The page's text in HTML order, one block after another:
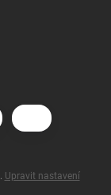
Upravit nastavení